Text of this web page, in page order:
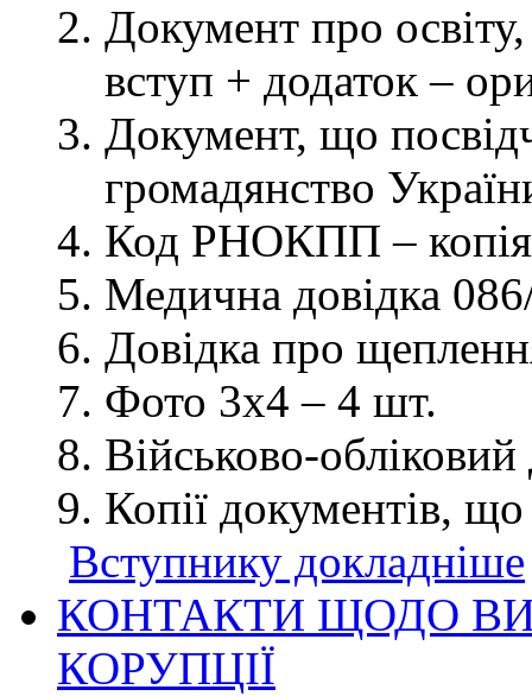
Документ про освіту,
вступ + додаток –
Документ, що
громадянство
Код РНОКПП – копія
Медична довідка
Довідка про
Фото 3х4 – 4 шт.
Військово-
Копії документів,
Вступнику докладніше
КОНТАКТИ ЩОДО
КОРУПЦІЇ